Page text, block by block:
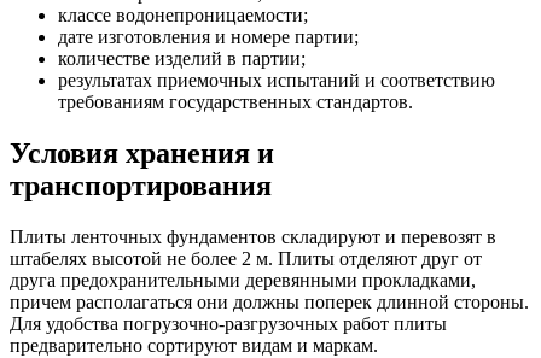
классе водонепроницаемости;
дате изготовления и номере партии;
количестве изделий в партии;
результатах приемочных испытаний и соответствию
требованиям государственных стандартов.
Условия хранения и
транспортирования
Плиты ленточных фундаментов складируют и перевозят в
штабелях высотой не более 2 м. Плиты отделяют друг от
друга предохранительными деревянными прокладками,
причем располагаться они должны поперек длинной стороны.
Для удобства погрузочно-разгрузочных работ плиты
предварительно сортируют видам и маркам.